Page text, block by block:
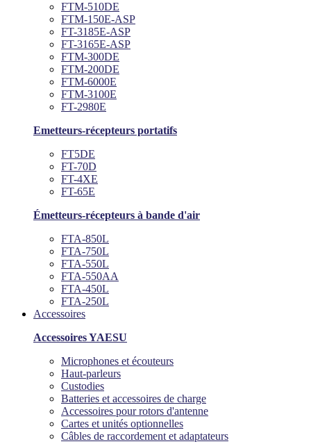
FTM-510DE
FTM-150E-ASP
FT-3185E-ASP
FT-3165E-ASP
FTM-300DE
FTM-200DE
FTM-6000E
FTM-3100E
FT-2980E
Emetteurs-récepteurs portatifs
FT5DE
FT-70D
FT-4XE
FT-65E
Émetteurs-récepteurs à bande d'air
FTA-850L
FTA-750L
FTA-550L
FTA-550AA
FTA-450L
FTA-250L
Accessoires
Accessoires YAESU
Microphones et écouteurs
Haut-parleurs
Custodies
Batteries et accessoires de charge
Accessoires pour rotors d'antenne
Cartes et unités optionnelles
Câbles de raccordement et adaptateurs